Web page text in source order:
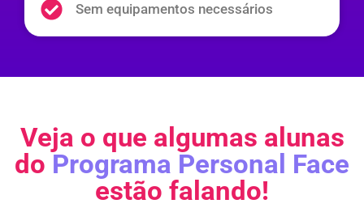
Sem equipamentos necessários
Veja o que algumas alunas
do Programa Personal Face
estão falando!